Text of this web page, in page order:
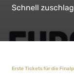
Schnell
Erste Tickets für die